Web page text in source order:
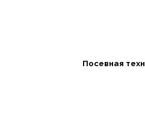
Посевная